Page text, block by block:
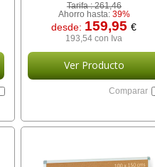
Tarifa :261,46
Ahorro hasta: 39%
desde: 159,95€
193,54 con Iva
Ver Producto
Comparar